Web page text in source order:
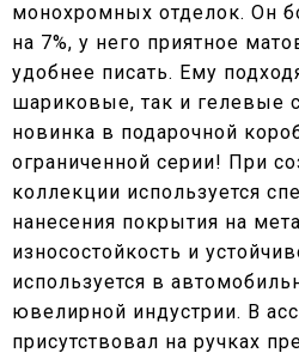
монохромных отделок. Он
на 7%, у него приятное
удобнее писать. Ему
шариковые, так и гелевые
новинка в подарочной
ограниченной серии! При
коллекции используется
нанесения покрытия на
износостойкость и
используется в
ювелирной индустрии. В
присутствовал на ручках